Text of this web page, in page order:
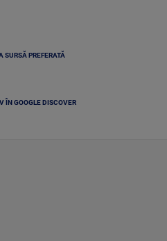
SURSĂ PREFERATĂ
ÎN GOOGLE DISCOVER